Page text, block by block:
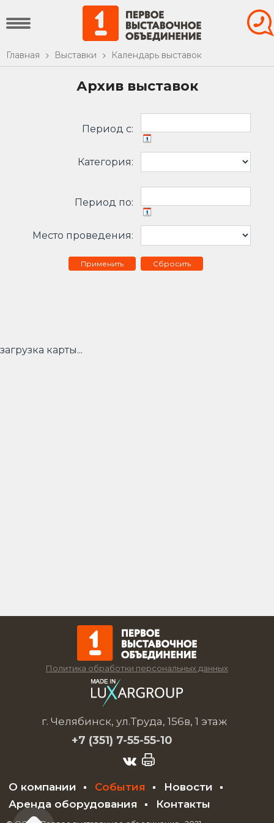
Главная Выставки Календарь выставок
Архив выставок
Период c:
Категория:
Период по:
Место проведения:
Сбросить
загрузка карты...
Политика обработки персональных данных
г. Челябинск, ул.Труда, 156в, 1 этаж
+7 (351) 7-55-55-10
О компании События
Новости
Аренда оборудования
Контакты